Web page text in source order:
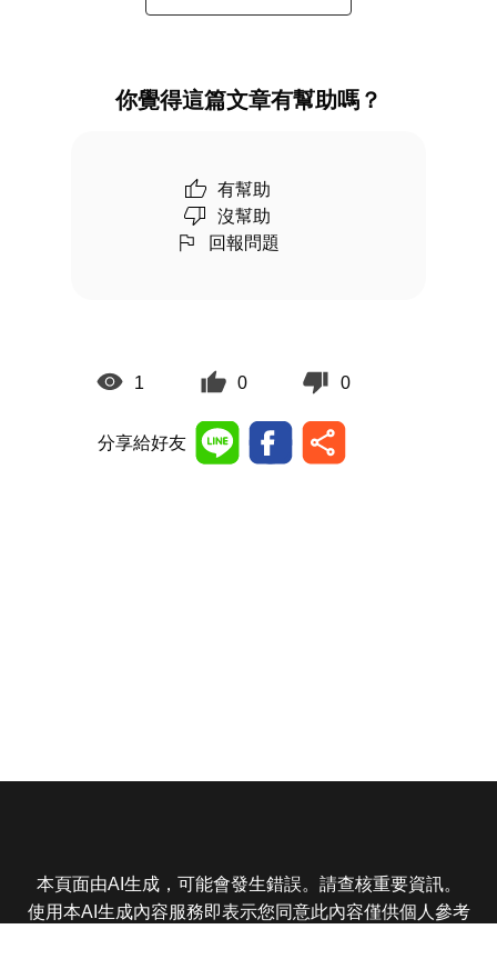
你覺得這篇文章有幫助嗎？
有幫助
沒幫助
回報問題
1 0 0
分享給好友
本頁面由AI生成，可能會發生錯誤。請查核重要資訊。
使用本AI生成內容服務即表示您同意此內容僅供個人參考